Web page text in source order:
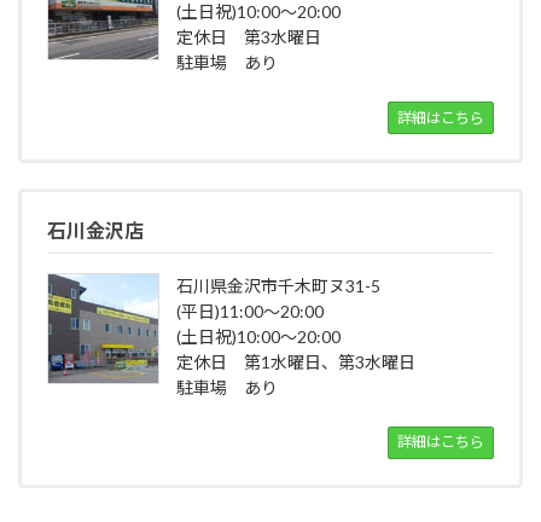
(土日祝)10:00～20:00
定休日 第3水曜日
駐車場 あり
詳細はこちら
石川金沢店
石川県金沢市千木町ヌ31-5
(平日)11:00～20:00
(土日祝)10:00～20:00
定休日 第1水曜日、第3水曜日
駐車場 あり
詳細はこちら